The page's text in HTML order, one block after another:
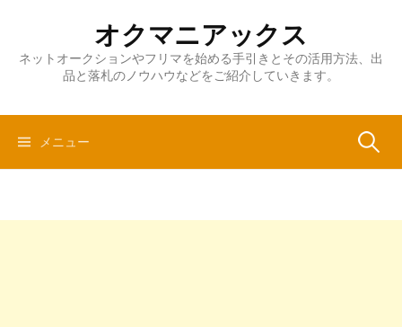
キ
オクマニアックス
ネットオークションやフリマを始める手引きとその活用方法、出
品と落札のノウハウなどをご紹介していきます。
メニュー 検